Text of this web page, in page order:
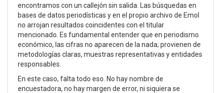
encontramos con un callejón sin salida. Las búsquedas en
bases de datos periodísticas y en el propio archivo de Emol
no arrojan resultados coincidentes con el titular
mencionado. Es fundamental entender que en periodismo
económico, las cifras no aparecen de la nada; provienen de
metodologías claras, muestras representativas y entidades
responsables.
En este caso, falta todo eso. No hay nombre de
encuestadora, no hay margen de error, ni siquiera se